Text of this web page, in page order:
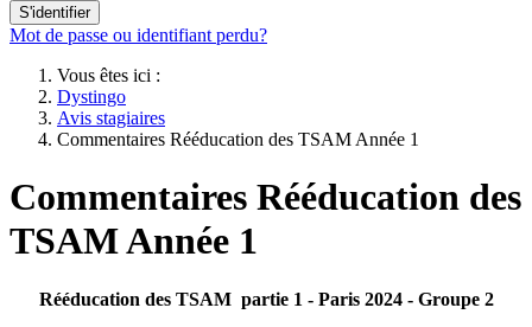
S'identifier
Mot de passe ou identifiant perdu?
Vous êtes ici :
Dystingo
Avis stagiaires
Commentaires Rééducation des TSAM Année 1
Commentaires Rééducation des
TSAM Année 1
Rééducation des TSAM partie 1 - Paris 2024 - Groupe 2